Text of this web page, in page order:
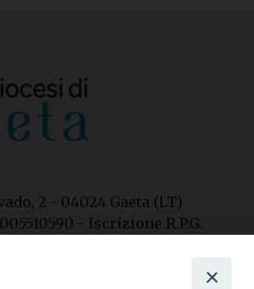
2 - 04024 Gaeta (LT)
- Iscrizione R.P.G.